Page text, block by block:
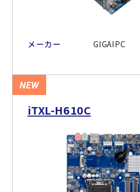
メーカー GIGAIPC
NEW
iTXL-H610C